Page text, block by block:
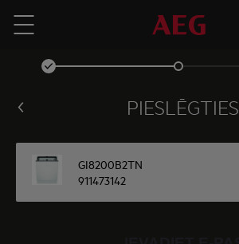
Menu
PIESLĒGTIES
GI8200B2TN
911473142